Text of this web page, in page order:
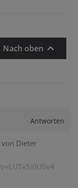
Nach oben
Antworten
Dieter